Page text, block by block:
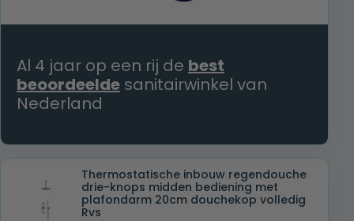
Al 4 jaar op een rij de best
beoordeelde sanitairwinkel van
Nederland
Thermostatische inbouw regendouche
drie-knops midden bediening met
plafondarm 20cm douchekop volledig
Rvs